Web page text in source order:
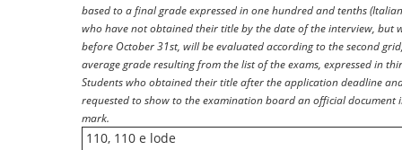
based to a final grade expressed in one hundred and tenths
who have not obtained their title by the date of the interview, but
before October 31st, will be evaluated according to the second
average grade resulting from the list of the exams, expressed in
Students who obtained their title after the application deadline
requested to show to the examination board an official document
mark.
110, 110 e lode